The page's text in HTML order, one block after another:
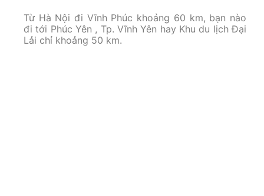
Từ Hà Nội đi Vĩnh Phúc khoảng 60 km, bạn nào
đi tới Phúc Yên , Tp. Vĩnh Yên hay Khu du lịch Đại
Lải chỉ khoảng 50 km.